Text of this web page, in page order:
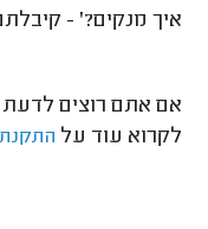
איך מנקים?' -
אם אתם רוצים לדעת
לקרוא עוד על